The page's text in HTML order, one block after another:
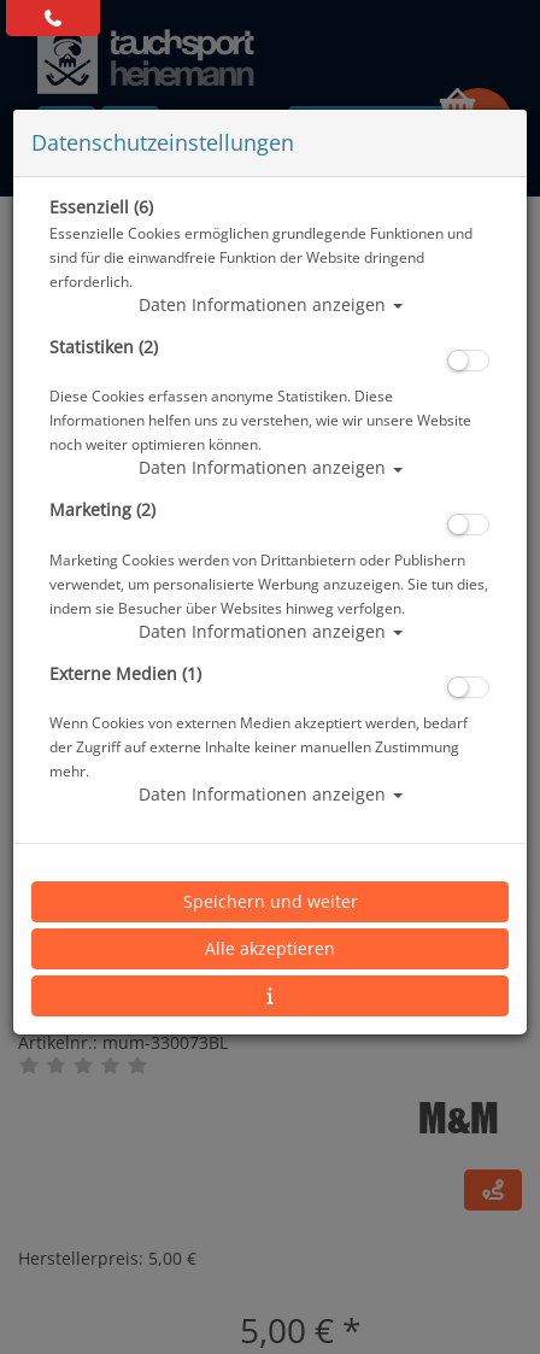
Alle Artikel zeigen aus: Schnapphaken - Karabiner - Spiralkabel - Bungee
M&M Octopushalter Ring mit Karabiner - Blau
Artikelnr.: mum-330073BL
Herstellerpreis: 5,00 €
5,00 € *
Datenschutzeinstellungen
Essenziell (6)
Essenzielle Cookies ermöglichen grundlegende Funktionen und
sind für die einwandfreie Funktion der Website dringend
erforderlich.
Daten Informationen anzeigen
Statistiken (2)
Diese Cookies erfassen anonyme Statistiken. Diese
Informationen helfen uns zu verstehen, wie wir unsere Website
noch weiter optimieren können.
Daten Informationen anzeigen
Marketing (2)
Marketing Cookies werden von Drittanbietern oder Publishern
verwendet, um personalisierte Werbung anzuzeigen. Sie tun dies,
indem sie Besucher über Websites hinweg verfolgen.
Daten Informationen anzeigen
Externe Medien (1)
Wenn Cookies von externen Medien akzeptiert werden, bedarf
der Zugriff auf externe Inhalte keiner manuellen Zustimmung
mehr.
Daten Informationen anzeigen
Speichern und weiter
Alle akzeptieren